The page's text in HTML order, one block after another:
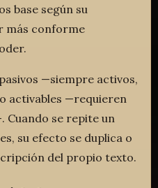
base según su
más conforme
—siempre activos,
activables —requieren
Cuando se repite un
su efecto se duplica o
del propio texto.